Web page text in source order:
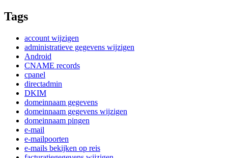
Tags
account wijzigen
administratieve gegevens wijzigen
Android
CNAME records
cpanel
directadmin
DKIM
domeinnaam gegevens
domeinnaam gegevens wijzigen
domeinnaam pingen
e-mail
e-mailpoorten
e-mails bekijken op reis